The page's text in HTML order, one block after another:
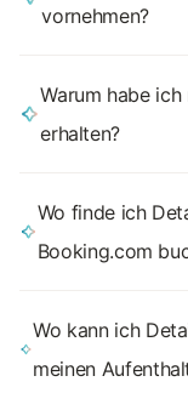
vornehmen?
Warum habe
erhalten?
Wo finde ich
Booking.com
Wo kann ich
meinen